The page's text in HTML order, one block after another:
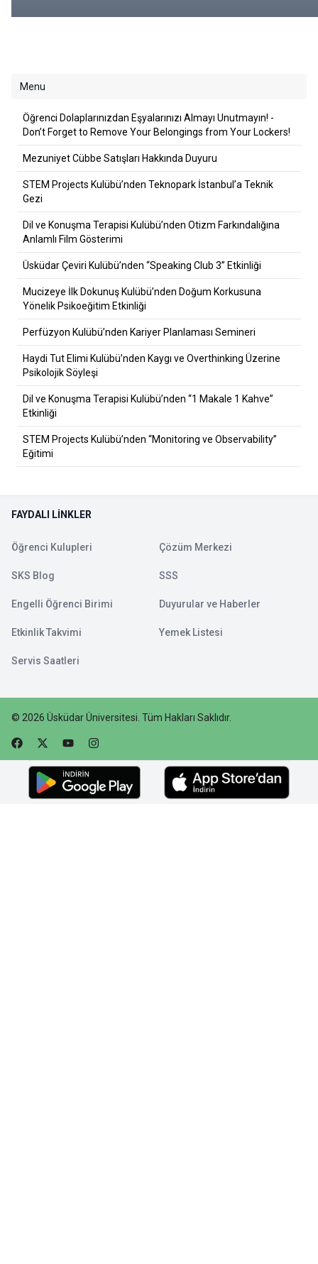
Menu
Öğrenci Dolaplarınızdan Eşyalarınızı Almayı Unutmayın! -
Don’t Forget to Remove Your Belongings from Your Lockers!
Mezuniyet Cübbe Satışları Hakkında Duyuru
STEM Projects Kulübü’nden Teknopark İstanbul’a Teknik
Gezi
Dil ve Konuşma Terapisi Kulübü’nden Otizm Farkındalığına
Anlamlı Film Gösterimi
Üsküdar Çeviri Kulübü’nden “Speaking Club 3” Etkinliği
Mucizeye İlk Dokunuş Kulübü’nden Doğum Korkusuna
Yönelik Psikoeğitim Etkinliği
Perfüzyon Kulübü’nden Kariyer Planlaması Semineri
Haydi Tut Elimi Kulübü’nden Kaygı ve Overthinking Üzerine
Psikolojik Söyleşi
Dil ve Konuşma Terapisi Kulübü’nden “1 Makale 1 Kahve”
Etkinliği
STEM Projects Kulübü’nden “Monitoring ve Observability”
Eğitimi
FAYDALI LINKLER
Öğrenci Kulupleri Çözüm Merkezi
SKS Blog SSS
Engelli Öğrenci Birimi Duyurular ve Haberler
Etkinlik Takvimi Yemek Listesi
Servis Saatleri
© 2026 Üsküdar Üniversitesi Tüm Hakları Saklıdır.